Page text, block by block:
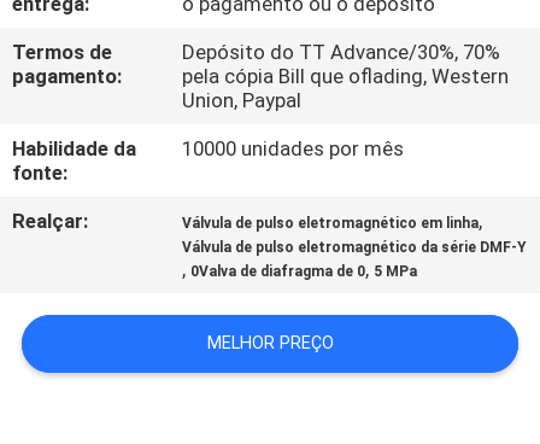
CONTACTE-
NOS
PEÇA
UMAS
CITAÇÕES
SHOW
Termos de
pagamento:
Depósito do TT Advance/30%, 70%
pela cópia Bill que oflading, Western
Union, Paypal
Habilidade da
fonte:
10000 unidades por mês
Realçar: Válvula de pulso eletromagnético em linha,
Válvula de pulso eletromagnético da série DMF-Y
, 0Valva de diafragma de 0, 5 MPa
MELHOR PREÇO